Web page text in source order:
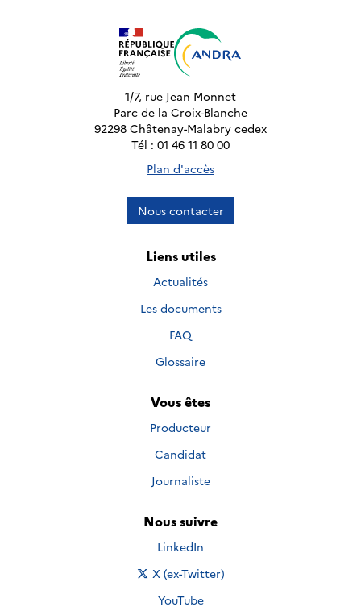
1/7, rue Jean Monnet
Parc de la Croix-Blanche
92298 Châtenay-Malabry cedex
Tél : 01 46 11 80 00
Plan d'accès
Nous contacter
Liens utiles
Actualités
Les documents
FAQ
Glossaire
Vous êtes
Producteur
Candidat
Journaliste
Nous suivre
Nous suivre sur
LinkedIn
Nous suivre sur
X (ex-Twitter)
Nous suivre sur
YouTube